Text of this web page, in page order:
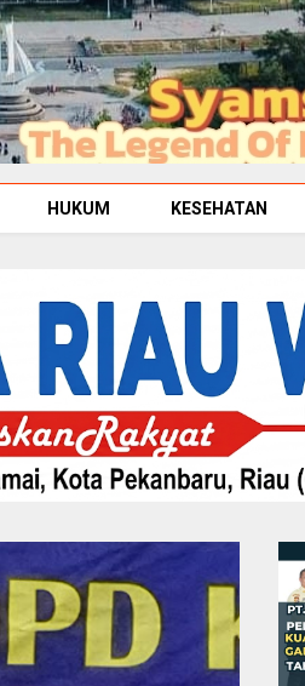
HUKUM KESEHATAN